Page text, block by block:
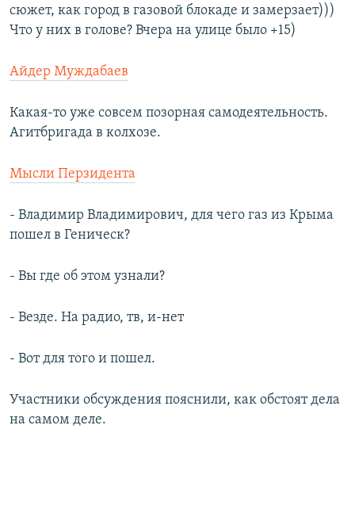
сюжет, как город в газовой блокаде и замерзает)))
Что у них в голове? Вчера на улице было +15)
Айдер Муждабаев
Какая-то уже совсем позорная самодеятельность.
Агитбригада в колхозе.
Мысли Перзидента
- Владимир Владимирович, для чего газ из Крыма
пошел в Геническ?
- Вы где об этом узнали?
- Везде. На радио, тв, и-нет
- Вот для того и пошел.
Участники обсуждения пояснили, как обстоят дела
на самом деле.